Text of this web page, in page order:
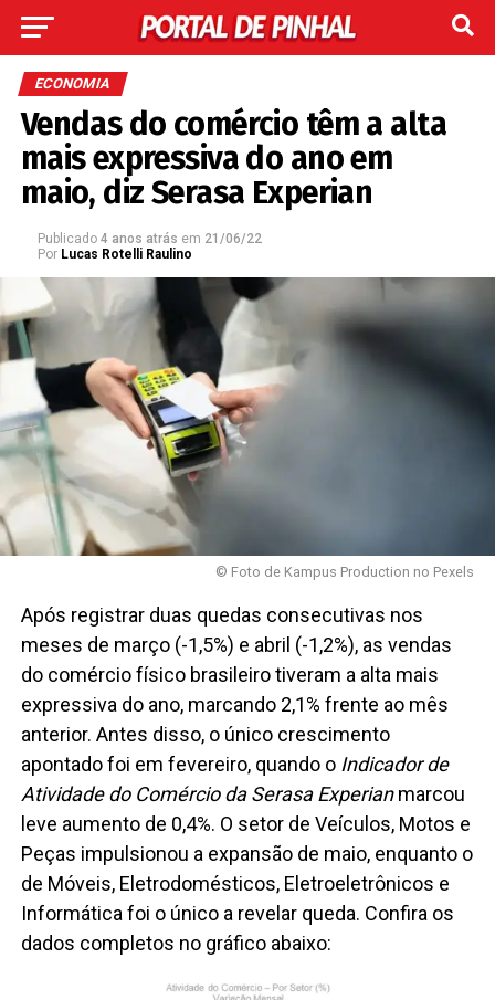
ECONOMIA
Vendas do comércio têm a alta
mais expressiva do ano em
maio, diz Serasa Experian
Publicado 4 anos atrás em 21/06/22
Por Lucas Rotelli Raulino
© Foto de Kampus Production no Pexels
Após registrar duas quedas consecutivas nos
meses de março (-1,5%) e abril (-1,2%), as vendas
do comércio físico brasileiro tiveram a alta mais
expressiva do ano, marcando 2,1% frente ao mês
anterior. Antes disso, o único crescimento
apontado foi em fevereiro, quando o Indicador de
Atividade do Comércio da Serasa Experianmarcou
leve aumento de 0,4%. O setor de Veículos, Motos e
Peças impulsionou a expansão de maio, enquanto o
de Móveis, Eletrodomésticos, Eletroeletrônicos e
Informática foi o único a revelar queda. Confira os
dados completos no gráfico abaixo: